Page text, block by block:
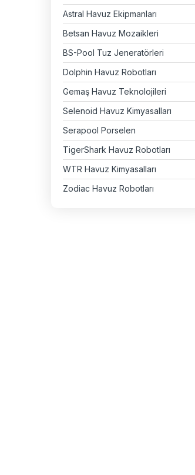
Astral Havuz Ekipmanları
Betsan Havuz Mozaikleri
BS-Pool Tuz Jeneratörleri
Dolphin Havuz Robotları
Gemaş Havuz Teknolojileri
Selenoid Havuz Kimyasalları
Serapool Porselen
TigerShark Havuz Robotları
WTR Havuz Kimyasalları
Zodiac Havuz Robotları